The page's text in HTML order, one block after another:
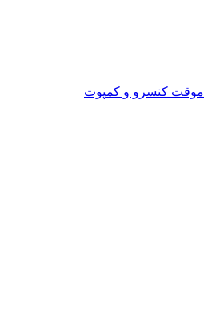
موقت کنسرو و کمپوت